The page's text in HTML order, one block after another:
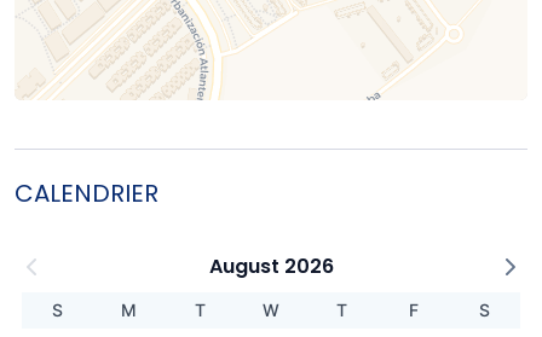
CALENDRIER
August 2026
S M T W T F
S